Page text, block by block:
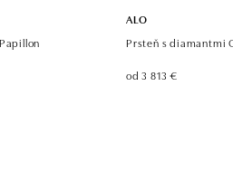
ALO
Prsteň s diamantmi
od 3 813 €